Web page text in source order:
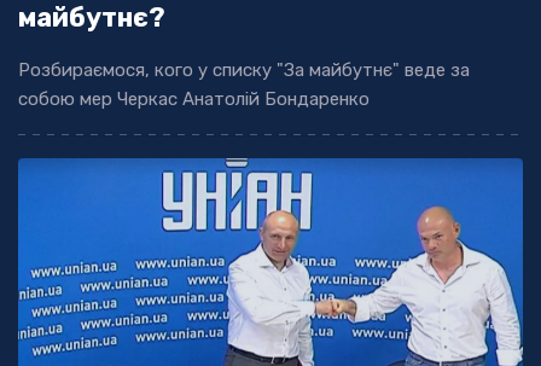
майбутнє?
Розбираємося, кого у списку "За майбутнє" веде за
собою мер Черкас Анатолій Бондаренко